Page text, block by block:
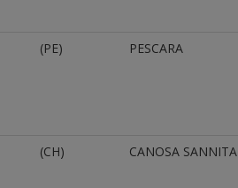
(PE) PESCARA
(CH) CANOSA SANNITA